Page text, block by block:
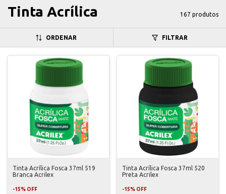
Tinta Acrílica 167 produtos
ORDENAR FILTRAR
Tinta Acrílica Fosca 37ml 519
Branca Acrilex
-15% OFF
Tinta Acrílica Fosca 37ml 520
Preta Acrilex
-15% OFF